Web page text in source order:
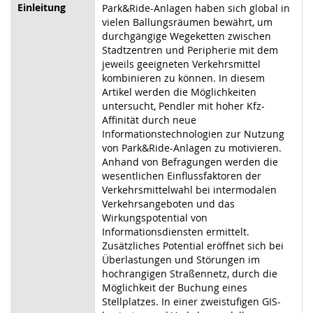
Einleitung
Park&Ride-Anlagen haben sich global in
vielen Ballungsräumen bewährt, um
durchgängige Wegeketten zwischen
Stadtzentren und Peripherie mit dem
jeweils geeigneten Verkehrsmittel
kombinieren zu können. In diesem
Artikel werden die Möglichkeiten
untersucht, Pendler mit hoher Kfz-
Affinität durch neue
Informationstechnologien zur Nutzung
von Park&Ride-Anlagen zu motivieren.
Anhand von Befragungen werden die
wesentlichen Einflussfaktoren der
Verkehrsmittelwahl bei intermodalen
Verkehrsangeboten und das
Wirkungspotential von
Informationsdiensten ermittelt.
Zusätzliches Potential eröffnet sich bei
Überlastungen und Störungen im
hochrangigen Straßennetz, durch die
Möglichkeit der Buchung eines
Stellplatzes. In einer zweistufigen GIS-